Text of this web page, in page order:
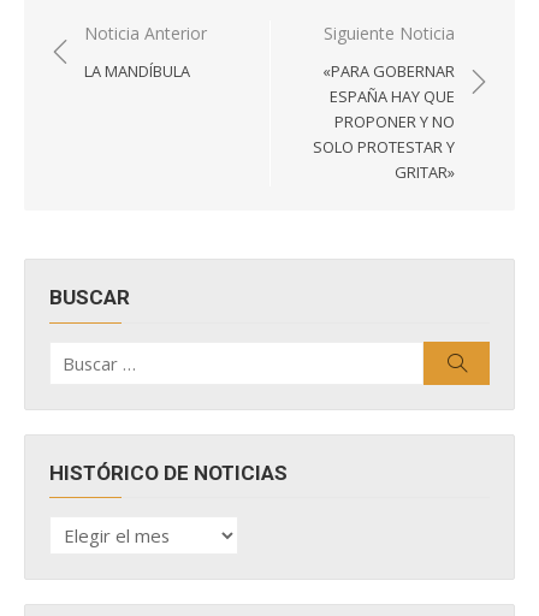
Navegación
de
Noticia Anterior
LA MANDÍBULA
Siguiente Noticia
«PARA GOBERNAR
ESPAÑA HAY QUE
PROPONER Y NO
SOLO PROTESTAR Y
GRITAR»
BUSCAR
por:
HISTÓRICO DE NOTICIAS
HISTÓRICO
DE